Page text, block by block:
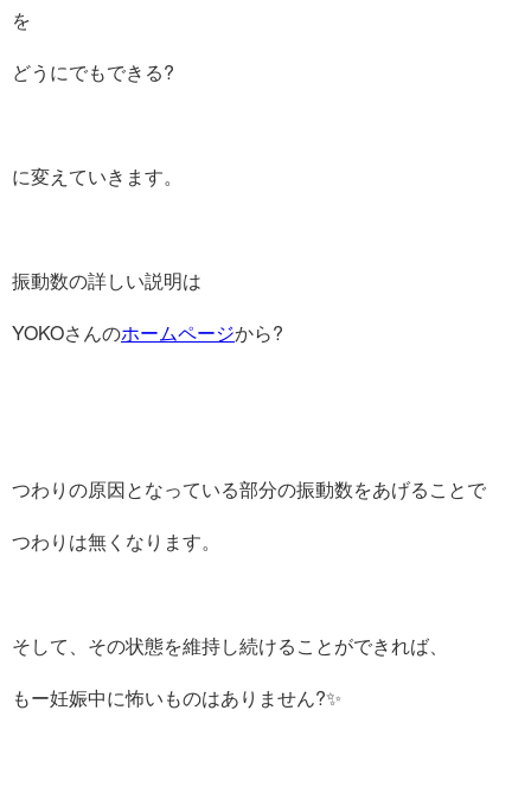
を
どうにでもできる?
に変えていきます。
振動数の詳しい説明は
YOKOさんのホームページから?
つわりの原因となっている部分の振動数をあげることで
つわりは無くなります。
そして、その状態を維持し続けることができれば、
もー妊娠中に怖いものはありません?✨